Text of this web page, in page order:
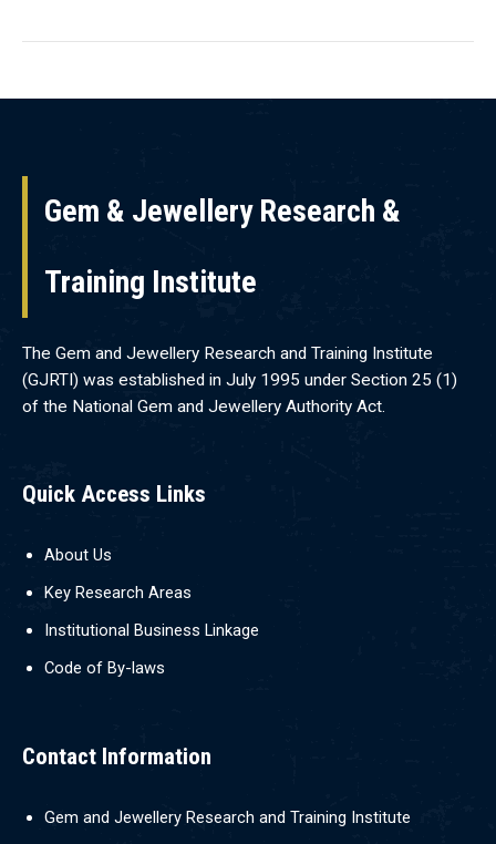
Gem & Jewellery Research &
Training Institute
The Gem and Jewellery Research and Training Institute
(GJRTI) was established in July 1995 under Section 25 (1)
of the National Gem and Jewellery Authority Act.
Quick Access Links
About Us
Key Research Areas
Institutional Business Linkage
Code of By-laws
Contact Information
Gem and Jewellery Research and Training Institute